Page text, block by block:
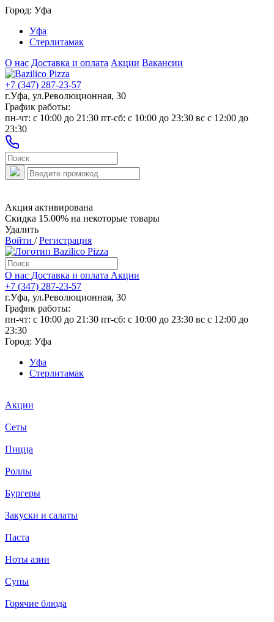
Город: Уфа
Уфа
Стерлитамак
О нас Доставка и оплата Акции Вакансии
+7 (347) 287-23-57
г.Уфа, ул.Революционная, 30
График работы:
пн-чт: c 10:00 до 21:30 пт-сб: c 10:00 до 23:30 вс с 12:00 до
23:30
Акция активирована
Скидка 15.00% на некоторые товары
Удалить
Войти /Регистрация
О нас Доставка и оплата Акции
+7 (347) 287-23-57
г.Уфа, ул.Революционная, 30
График работы:
пн-чт: c 10:00 до 21:30 пт-сб: c 10:00 до 23:30 вс с 12:00 до
23:30
Город: Уфа
Уфа
Стерлитамак
Акции
Сеты
Пицца
Роллы
Бургеры
Закуски и салаты
Паста
Ноты азии
Супы
Горячие блюда